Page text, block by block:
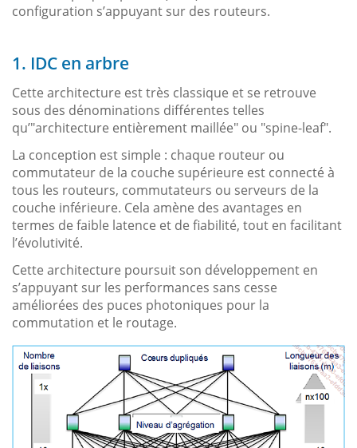
configuration s’appuyant sur des routeurs.
1. IDC en arbre
Cette architecture est très classique et se retrouve
sous des dénominations différentes telles
qu’"architecture entièrement maillée" ou "spine-leaf".
La conception est simple : chaque routeur ou
commutateur de la couche supérieure est connecté à
tous les routeurs, commutateurs ou serveurs de la
couche inférieure. Cela amène des avantages en
termes de faible latence et de fiabilité, tout en facilitant
l’évolutivité.
Cette architecture poursuit son développement en
s’appuyant sur les performances sans cesse
améliorées des puces photoniques pour la
commutation et le routage.